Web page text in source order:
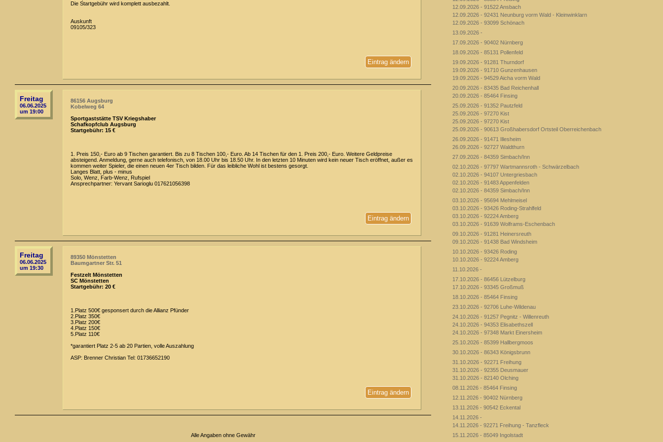
Die Startgebühr wird komplett ausbezahlt.
Auskunft
09105/323
Eintrag ändern
Freitag
06.06.2025
um 19:00
86156 Augsburg
Kobelweg 64
Sportgaststätte TSV Kriegshaber
Schafkopfclub Augsburg
Startgebühr: 15 €
1. Preis 150,- Euro ab 9 Tischen garantiert. Bis zu 8 Tischen 100,- Euro. Ab 14 Tischen für den 1. Preis 200,- Euro. Weitere Geldpreise
absteigend. Anmeldung, gerne auch telefonisch, von 18.00 Uhr bis 18.50 Uhr. In den letzten 10 Minuten wird kein neuer Tisch eröffnet, außer es
kommen weiter Spieler, die einen neuen 4er Tisch bilden. Für das leibliche Wohl ist bestens gesorgt.
Langes Blatt, plus - minus
Solo, Wenz, Farb-Wenz, Rufspiel
Ansprechpartner: Yervant Sarioglu 017621056398
Eintrag ändern
Freitag
06.06.2025
um 19:30
89350 Mönstetten
Baumgartner Str. 51
Festzelt Mönstetten
SC Mönstetten
Startgebühr: 20 €
1.Platz 500€ gesponsert durch die Allianz Pfünder
2.Platz 350€
3.Platz 200€
4.Platz 150€
5.Platz 110€
*garantiert Platz 2-5 ab 20 Partien, volle Auszahlung
ASP: Brenner Christian Tel: 01736652190
Eintrag ändern
Alle Angaben ohne Gewähr
12.09.2026 - 91522 Ansbach
12.09.2026 - 92431 Neunburg vorm Wald - Kleinwinklarn
12.09.2026 - 93099 Schönach
13.09.2026 -
17.09.2026 - 90402 Nürnberg
18.09.2026 - 85131 Pollenfeld
19.09.2026 - 91281 Thurndorf
19.09.2026 - 91710 Gunzenhausen
19.09.2026 - 94529 Aicha vorm Wald
20.09.2026 - 83435 Bad Reichenhall
20.09.2026 - 85464 Finsing
25.09.2026 - 91352 Pautzfeld
25.09.2026 - 97270 Kist
25.09.2026 - 97270 Kist
25.09.2026 - 90613 Großhabersdorf Ortsteil Oberreichenbach
26.09.2026 - 91471 Illesheim
26.09.2026 - 92727 Waldthurn
27.09.2026 - 84359 Simbach/Inn
02.10.2026 - 97797 Wartmannsroth - Schwärzelbach
02.10.2026 - 94107 Untergriesbach
02.10.2026 - 91483 Appenfelden
02.10.2026 - 84359 Simbach/Inn
03.10.2026 - 95694 Mehlmeisel
03.10.2026 - 93426 Roding-Strahlfeld
03.10.2026 - 92224 Amberg
03.10.2026 - 91639 Wolframs-Eschenbach
09.10.2026 - 91281 Heinersreuth
09.10.2026 - 91438 Bad Windsheim
10.10.2026 - 93426 Roding
10.10.2026 - 92224 Amberg
11.10.2026 -
17.10.2026 - 86456 Lützelburg
17.10.2026 - 93345 Großmuß
18.10.2026 - 85464 Finsing
23.10.2026 - 92706 Luhe-Wildenau
24.10.2026 - 91257 Pegnitz - Willenreuth
24.10.2026 - 94353 Elisabethszell
24.10.2026 - 97348 Markt Einersheim
25.10.2026 - 85399 Hallbergmoos
30.10.2026 - 86343 Königsbrunn
31.10.2026 - 92271 Freihung
31.10.2026 - 92355 Deusmauer
31.10.2026 - 82140 Olching
08.11.2026 - 85464 Finsing
12.11.2026 - 90402 Nürnberg
13.11.2026 - 90542 Eckental
14.11.2026 -
14.11.2026 - 92271 Freihung - Tanzfleck
15.11.2026 - 85049 Ingolstadt